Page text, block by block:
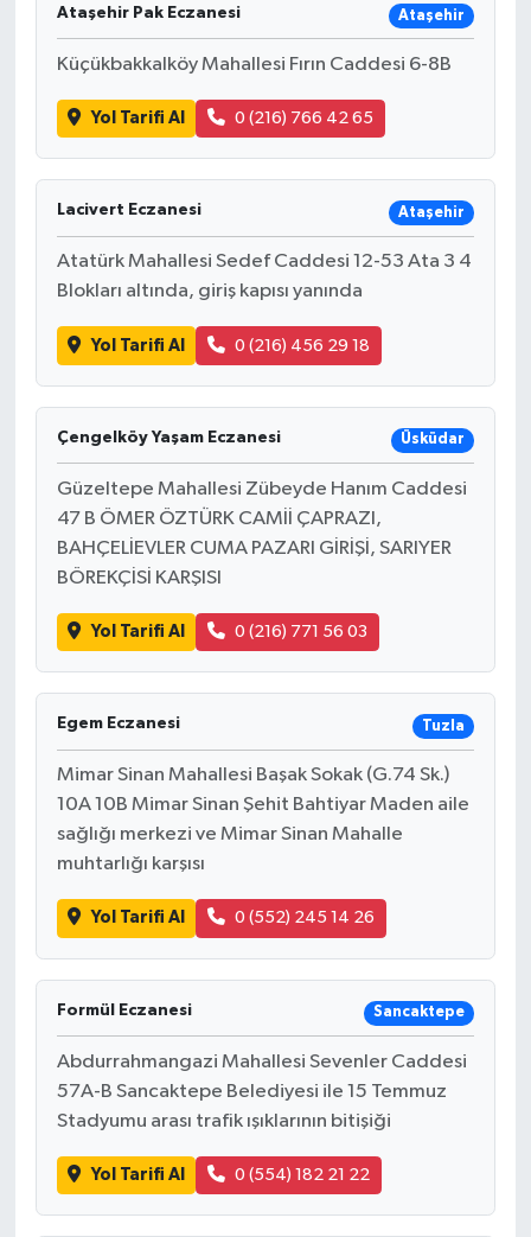
Ataşehir Pak Eczanesi Ataşehir
Küçükbakkalköy Mahallesi Fırın Caddesi 6-8B
Yol Tarifi Al 0 (216) 766 42 65
Lacivert Eczanesi Ataşehir
Atatürk Mahallesi Sedef Caddesi 12-53 Ata 3 4
Blokları altında, giriş kapısı yanında
Yol Tarifi Al 0 (216) 456 29 18
Çengelköy Yaşam Eczanesi Üsküdar
Güzeltepe Mahallesi Zübeyde Hanım Caddesi
47 B ÖMER ÖZTÜRK CAMİİ ÇAPRAZI,
BAHÇELİEVLER CUMA PAZARI GİRİŞİ, SARIYER
BÖREKÇİSİ KARŞISI
Yol Tarifi Al 0 (216) 771 56 03
Egem Eczanesi Tuzla
Mimar Sinan Mahallesi Başak Sokak (G.74 Sk.)
10A 10B Mimar Sinan Şehit Bahtiyar Maden aile
sağlığı merkezi ve Mimar Sinan Mahalle
muhtarlığı karşısı
Yol Tarifi Al 0 (552) 245 14 26
Formül Eczanesi Sancaktepe
Abdurrahmangazi Mahallesi Sevenler Caddesi
57A-B Sancaktepe Belediyesi ile 15 Temmuz
Stadyumu arası trafik ışıklarının bitişiği
Yol Tarifi Al 0 (554) 182 21 22